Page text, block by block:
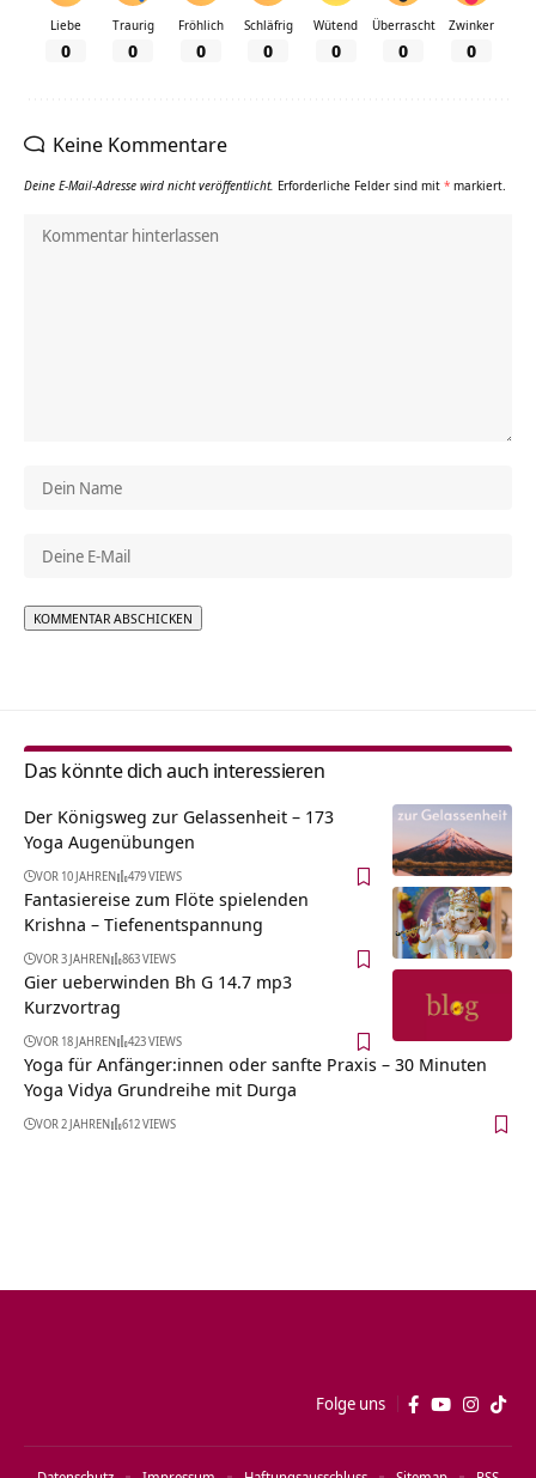
Liebe
0
Traurig
0
Fröhlich
0
Schläfrig
0
Wütend
0
Überrascht
0
Zwinker
0
Keine Kommentare
Deine E-Mail-Adresse wird nicht veröffentlicht. Erforderliche Felder sind mit * markiert.
Das könnte dich auch interessieren
Der Königsweg zur Gelassenheit – 173
Yoga Augenübungen
VOR 10 JAHREN 479 VIEWS
Fantasiereise zum Flöte spielenden
Krishna – Tiefenentspannung
VOR 3 JAHREN 863 VIEWS
Gier ueberwinden Bh G 14.7 mp3
Kurzvortrag
VOR 18 JAHREN 423 VIEWS
Yoga für Anfänger:innen oder sanfte Praxis – 30 Minuten
Yoga Vidya Grundreihe mit Durga
VOR 2 JAHREN 612 VIEWS
Folge uns